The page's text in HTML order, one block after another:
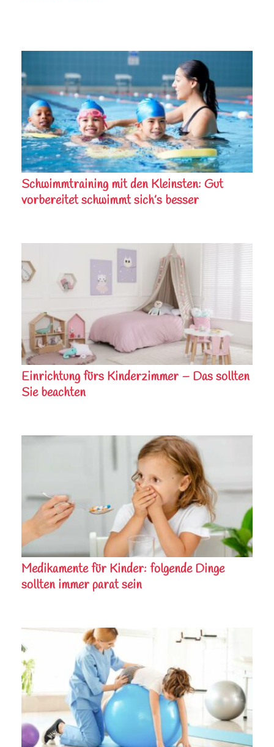
Schwimmtraining mit den Kleinsten: Gut
vorbereitet schwimmt sich’s besser
Einrichtung fürs Kinderzimmer – Das sollten
Sie beachten
Medikamente für Kinder: folgende Dinge
sollten immer parat sein